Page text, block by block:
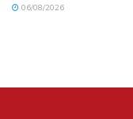
06/08/2026